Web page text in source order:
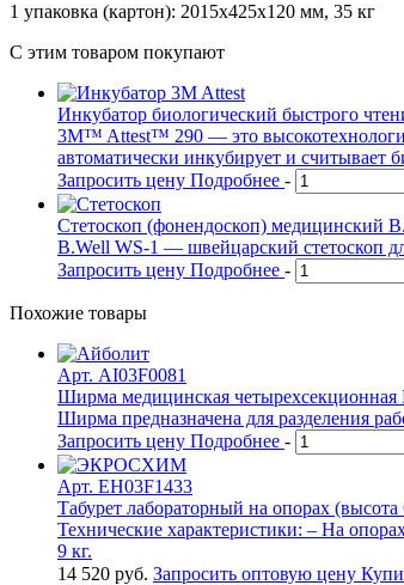
1 упаковка (картон): 2015х425х120 мм, 35 кг
С этим товаром покупают
Инкубатор биологический быстрого
3M™ Attest™ 290 — это
автоматически инкубирует и считывает
Запросить цену Подробнее -
Стетоскоп (фонендоскоп) медицинский
B.Well WS-1 — швейцарский стетоскоп
Запросить цену Подробнее -
Похожие товары
Арт. AI03F0081
Ширма медицинская
Ширма предназначена для разделения
Запросить цену Подробнее -
Арт. EH03F1433
Табурет лабораторный на опорах
Технические характеристики: – На
9 кг.
14 520 руб. Запросить оптовую цену